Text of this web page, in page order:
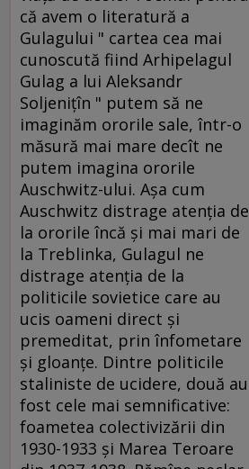
că avem o literatură a
Gulagului " cartea cea mai
cunoscută fiind Arhipelagul
Gulag a lui Aleksandr
Soljeniţîn " putem să ne
imaginăm ororile sale, într-o
măsură mai mare decît ne
putem imagina ororile
Auschwitz-ului. Aşa cum
Auschwitz distrage atenţia de
la ororile încă şi mai mari de
la Treblinka, Gulagul ne
distrage atenţia de la
politicile sovietice care au
ucis oameni direct şi
premeditat, prin înfometare
şi gloanţe. Dintre politicile
staliniste de ucidere, două au
fost cele mai semnificative:
foametea colectivizării din
1930-1933 şi Marea Teroare